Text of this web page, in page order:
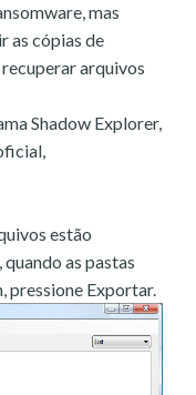
mas
as cópias de
arquivos
Shadow Explorer,
estão
as pastas
pressione Exportar.